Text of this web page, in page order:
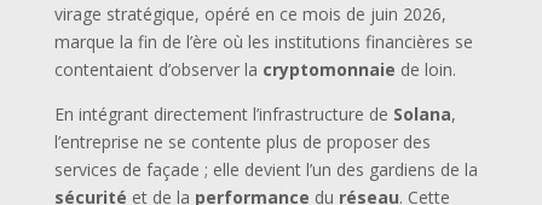
virage stratégique, opéré en ce mois de juin 2026,
marque la fin de l’ère où les institutions financières se
contentaient d’observer la cryptomonnaie de loin.
En intégrant directement l’infrastructure de Solana,
l’entreprise ne se contente plus de proposer des
services de façade ; elle devient l’un des gardiens de la
sécurité et de la performance du réseau. Cette